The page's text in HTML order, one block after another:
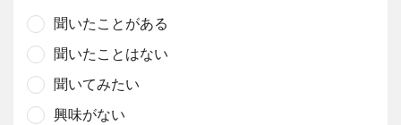
聞いたことがある
聞いたことはない
聞いてみたい
興味がない